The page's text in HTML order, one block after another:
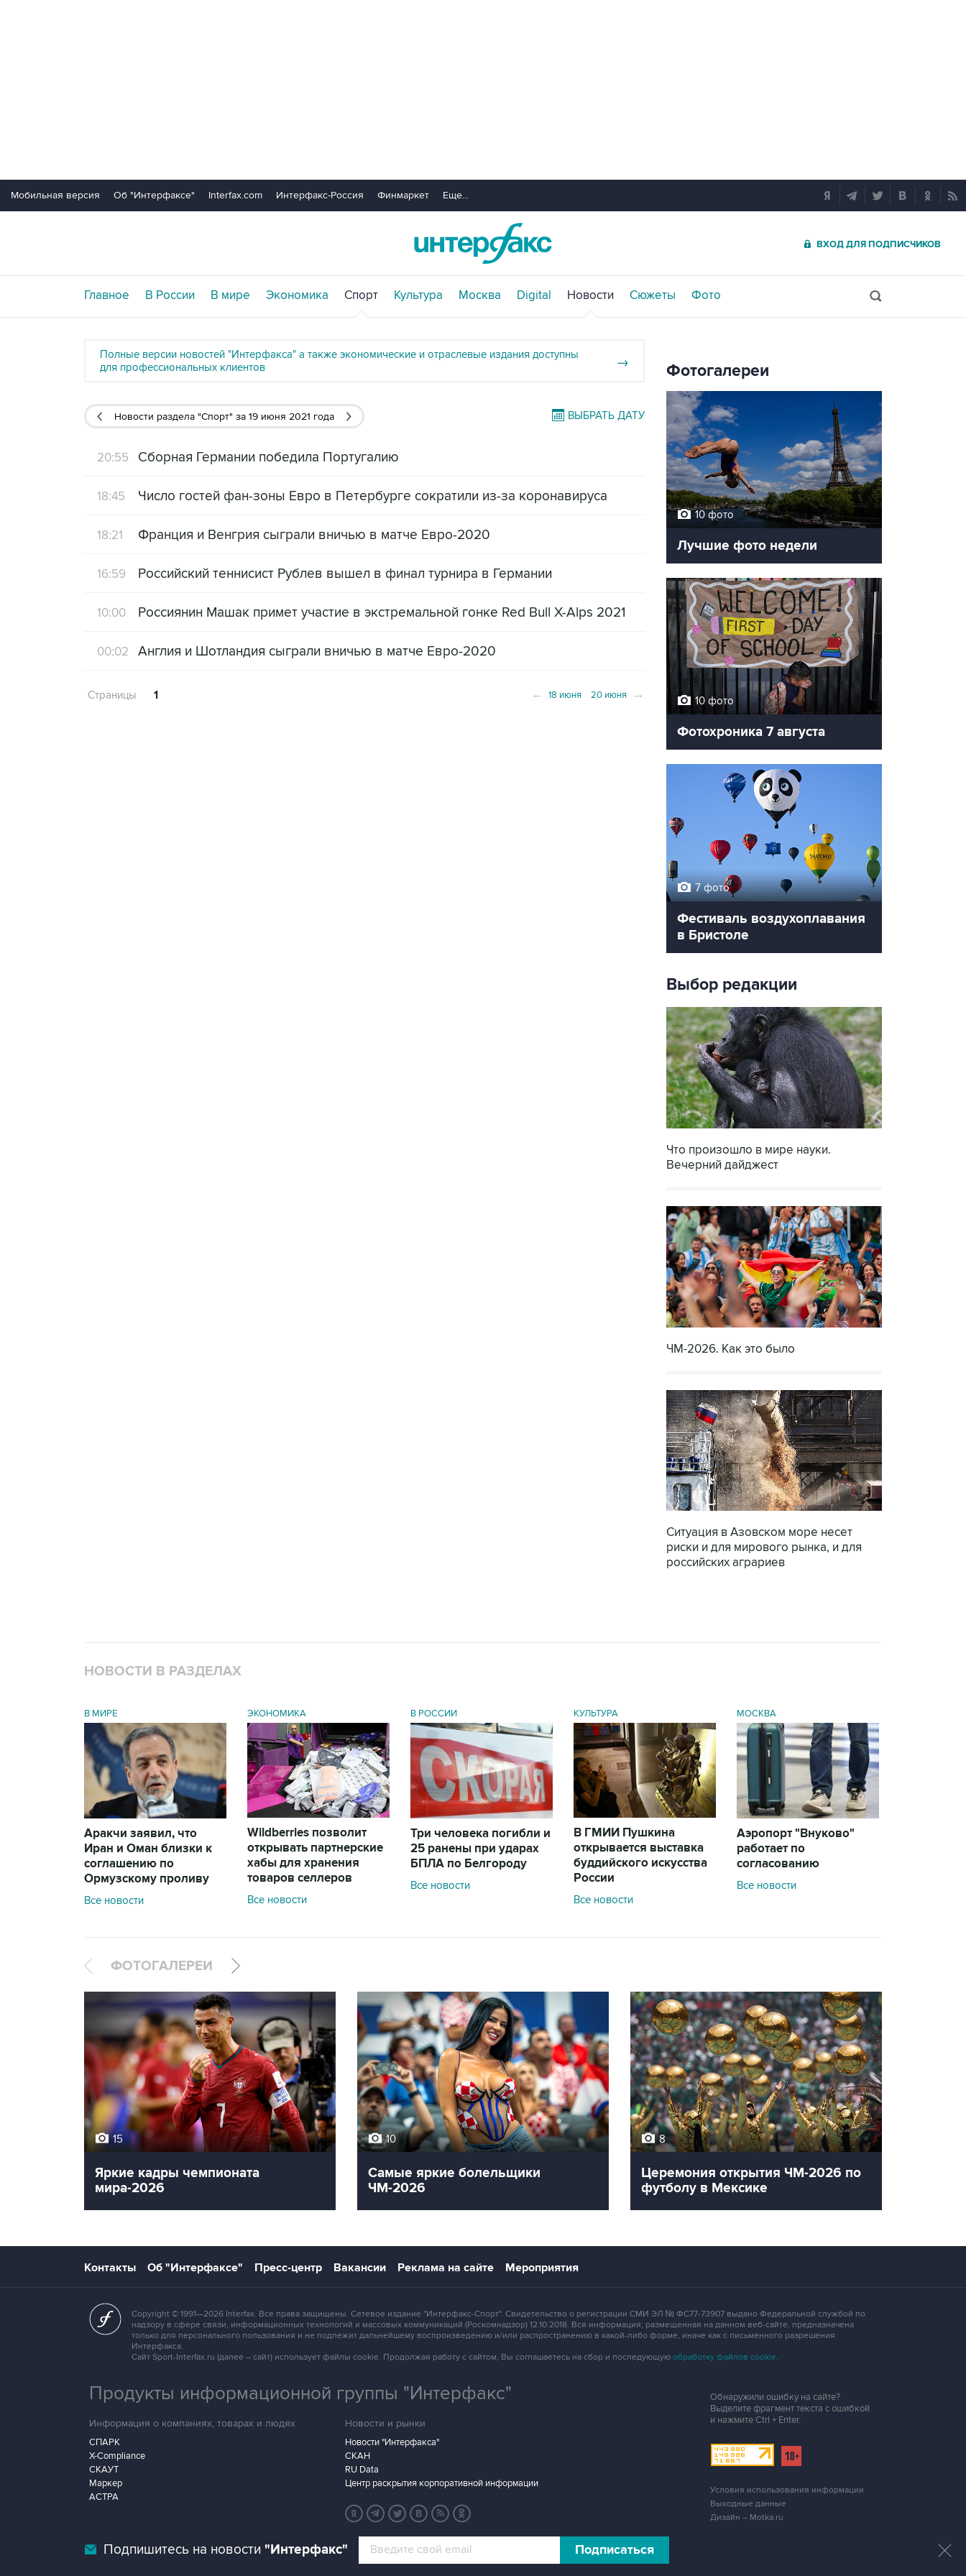
Мобильная версия Об "Интерфаксе" Interfax.com Интерфакс-Россия Финмаркет Еще...
ВХОД ДЛЯ ПОДПИСЧИКОВ
Главное В России В мире Экономика Спорт Культура Москва Digital Новости Сюжеты Фото
Полные версии новостей "Интерфакса" а также экономические и отраслевые издания доступны
для профессиональных клиентов
→
Новости раздела "Спорт" за 19 июня 2021 года ВЫБРАТЬ ДАТУ
20:55 Сборная Германии победила Португалию
18:45 Число гостей фан-зоны Евро в Петербурге сократили из-за коронавируса
18:21 Франция и Венгрия сыграли вничью в матче Евро-2020
16:59 Российский теннисист Рублев вышел в финал турнира в Германии
10:00 Россиянин Машак примет участие в экстремальной гонке Red Bull X-Alps 2021
00:02 Англия и Шотландия сыграли вничью в матче Евро-2020
Страницы 1 ← 18 июня 20 июня →
Фотогалереи
10 фото
Лучшие фото недели
10 фото
Фотохроника 7 августа
7 фото
Фестиваль воздухоплавания
в Бристоле
Выбор редакции
Что произошло в мире науки.
Вечерний дайджест
ЧМ-2026. Как это было
Ситуация в Азовском море несет
риски и для мирового рынка, и для
российских аграриев
НОВОСТИ В РАЗДЕЛАХ
В МИРЕ
Аракчи заявил, что
Иран и Оман близки к
соглашению по
Ормузскому проливу
Все новости
ЭКОНОМИКА
Wildberries позволит
открывать партнерские
хабы для хранения
товаров селлеров
Все новости
В РОССИИ
Три человека погибли и
25 ранены при ударах
БПЛА по Белгороду
Все новости
КУЛЬТУРА
В ГМИИ Пушкина
открывается выставка
буддийского искусства
России
Все новости
МОСКВА
Аэропорт "Внуково"
работает по
согласованию
Все новости
ФОТОГАЛЕРЕИ
15
Яркие кадры чемпионата
мира-2026
10
Самые яркие болельщики
ЧМ-2026
8
Церемония открытия ЧМ-2026 по
футболу в Мексике
Контакты Об "Интерфаксе" Пресс-центр Вакансии Реклама на сайте Мероприятия
Copyright © 1991—2026 Interfax. Все права защищены. Сетевое издание "Интерфакс-Спорт". Свидетельство о регистрации СМИ ЭЛ № ФС77-73907 выдано Федеральной службой по
надзору в сфере связи, информационных технологий и массовых коммуникаций (Роскомнадзор) 12.10.2018. Вся информация, размещенная на данном веб-сайте, предназначена
только для персонального пользования и не подлежит дальнейшему воспроизведению и/или распространению в какой-либо форме, иначе как с письменного разрешения
Интерфакса.
Сайт Sport-Interfax.ru (далее – сайт) использует файлы cookie. Продолжая работу с сайтом, Вы соглашаетесь на сбор и последующую обработку файлов cookie.
Продукты информационной группы "Интерфакс"
Информация о компаниях, товарах и людях
СПАРК
X-Compliance
СКАУТ
Маркер
АСТРА
Новости и рынки
Новости "Интерфакса"
СКАН
RU Data
Центр раскрытия корпоративной информации
Обнаружили ошибку на сайте?
Выделите фрагмент текста с ошибкой
и нажмитеCtrl + Enter.
Условия использования информации
Выходные данные
Дизайн – Motka.ru
Подпишитесь на новости "Интерфакс" Подписаться